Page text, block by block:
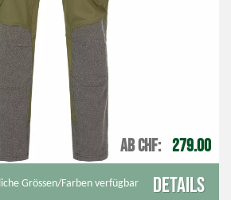
AB CHF 279.00
Grössen/Farben verfügbar Details